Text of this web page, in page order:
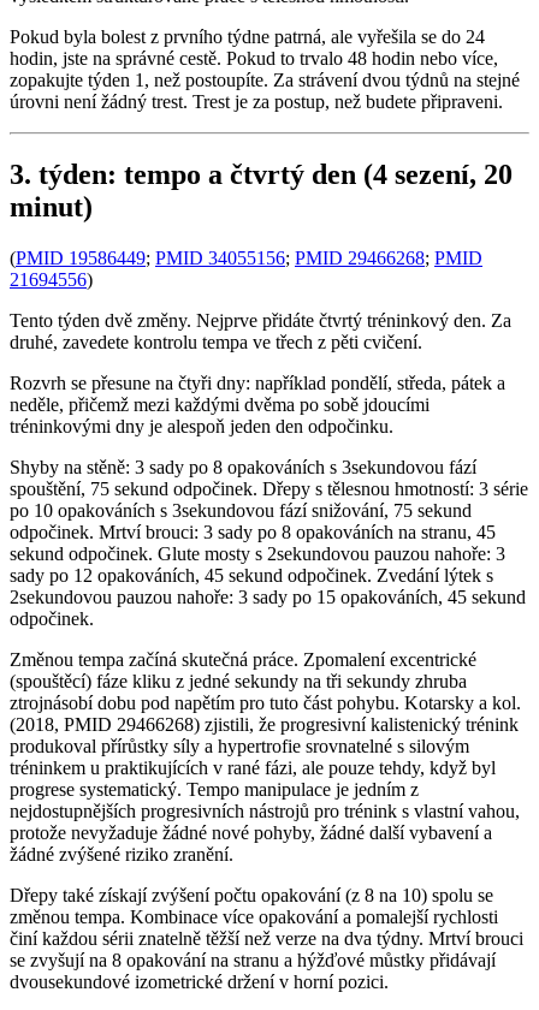
Pokud byla bolest z prvního týdne patrná, ale vyřešila se do 24
hodin, jste na správné cestě. Pokud to trvalo 48 hodin nebo více,
zopakujte týden 1, než postoupíte. Za strávení dvou týdnů na stejné
úrovni není žádný trest. Trest je za postup, než budete připraveni.
3. týden: tempo a čtvrtý den (4 sezení, 20
minut)
(PMID 19586449; PMID 34055156; PMID 29466268; PMID
21694556)
Tento týden dvě změny. Nejprve přidáte čtvrtý tréninkový den. Za
druhé, zavedete kontrolu tempa ve třech z pěti cvičení.
Rozvrh se přesune na čtyři dny: například pondělí, středa, pátek a
neděle, přičemž mezi každými dvěma po sobě jdoucími
tréninkovými dny je alespoň jeden den odpočinku.
Shyby na stěně: 3 sady po 8 opakováních s 3sekundovou fází
spouštění, 75 sekund odpočinek. Dřepy s tělesnou hmotností: 3 série
po 10 opakováních s 3sekundovou fází snižování, 75 sekund
odpočinek. Mrtví brouci: 3 sady po 8 opakováních na stranu, 45
sekund odpočinek. Glute mosty s 2sekundovou pauzou nahoře: 3
sady po 12 opakováních, 45 sekund odpočinek. Zvedání lýtek s
2sekundovou pauzou nahoře: 3 sady po 15 opakováních, 45 sekund
odpočinek.
Změnou tempa začíná skutečná práce. Zpomalení excentrické
(spouštěcí) fáze kliku z jedné sekundy na tři sekundy zhruba
ztrojnásobí dobu pod napětím pro tuto část pohybu. Kotarsky a kol.
(2018, PMID 29466268) zjistili, že progresivní kalistenický trénink
produkoval přírůstky síly a hypertrofie srovnatelné s silovým
tréninkem u praktikujících v rané fázi, ale pouze tehdy, když byl
progrese systematický. Tempo manipulace je jedním z
nejdostupnějších progresivních nástrojů pro trénink s vlastní vahou,
protože nevyžaduje žádné nové pohyby, žádné další vybavení a
žádné zvýšené riziko zranění.
Dřepy také získají zvýšení počtu opakování (z 8 na 10) spolu se
změnou tempa. Kombinace více opakování a pomalejší rychlosti
činí každou sérii znatelně těžší než verze na dva týdny. Mrtví brouci
se zvyšují na 8 opakování na stranu a hýžďové můstky přidávají
dvousekundové izometrické držení v horní pozici.